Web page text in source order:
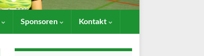
Sponsoren Kontakt